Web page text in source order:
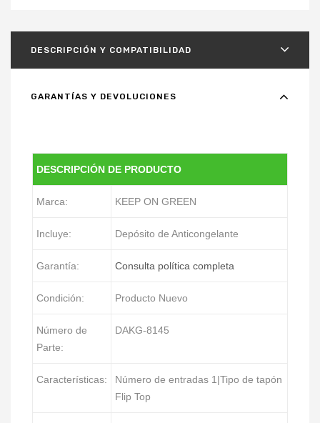
DESCRIPCIÓN Y COMPATIBILIDAD
GARANTÍAS Y DEVOLUCIONES
DESCRIPCIÓN DE PRODUCTO
Marca: KEEP ON GREEN
Incluye: Depósito de Anticongelante
Garantía: Consulta política completa
Condición: Producto Nuevo
Número de
Parte:
DAKG-8145
Características:
Número de entradas 1|Tipo de tapón
Flip Top